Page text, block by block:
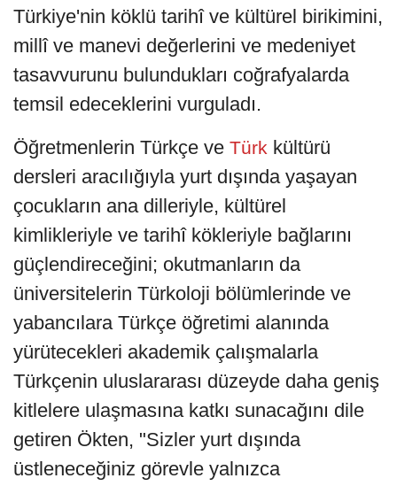
Türkiye'nin köklü tarihî ve kültürel birikimini,
millî ve manevi değerlerini ve medeniyet
tasavvurunu bulundukları coğrafyalarda
temsil edeceklerini vurguladı.
Öğretmenlerin Türkçe ve Türk kültürü
dersleri aracılığıyla yurt dışında yaşayan
çocukların ana dilleriyle, kültürel
kimlikleriyle ve tarihî kökleriyle bağlarını
güçlendireceğini; okutmanların da
üniversitelerin Türkoloji bölümlerinde ve
yabancılara Türkçe öğretimi alanında
yürütecekleri akademik çalışmalarla
Türkçenin uluslararası düzeyde daha geniş
kitlelere ulaşmasına katkı sunacağını dile
getiren Ökten, "Sizler yurt dışında
üstleneceğiniz görevle yalnızca